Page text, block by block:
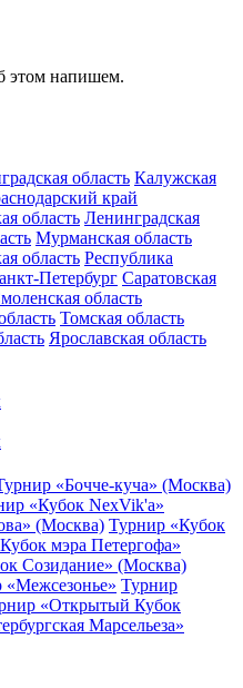
этом напишем.
область Калужская
край
область Ленинградская
Мурманская область
область Республика
Петербург Саратовская
область
Томская область
Ярославская область
«Бочче-куча» (Москва)
«Кубок NexVik'a»
(Москва) Турнир «Кубок
мэра Петергофа»
Созидание» (Москва)
«Межсезонье» Турнир
«Открытый Кубок
Марсельеза»